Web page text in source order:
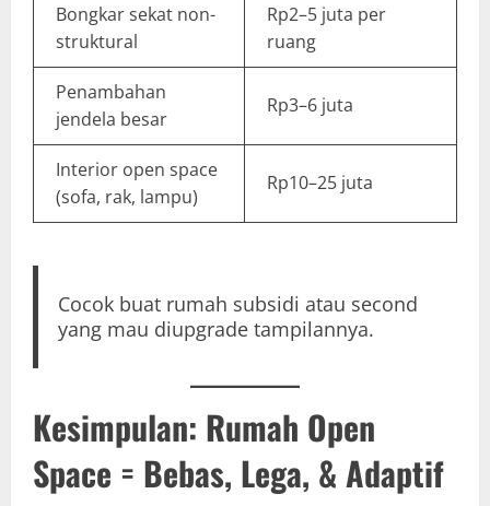
Bongkar sekat non-
struktural
Rp2–5 juta per
ruang
Penambahan
jendela besar
Rp3–6 juta
Interior open space
(sofa, rak, lampu)
Rp10–25 juta
Cocok buat rumah subsidi atau second
yang mau diupgrade tampilannya.
Kesimpulan: Rumah Open
Space = Bebas, Lega, & Adaptif